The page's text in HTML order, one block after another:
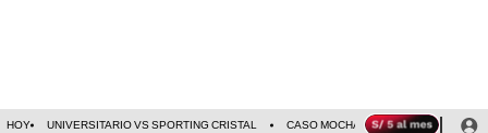
HOY UNIVERSITARIO VS SPORTING CRISTAL CASO MOCHASUELDOS